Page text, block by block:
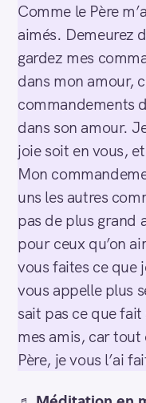
Comme le Père
aimés. Demeurez
gardez mes
dans mon amour,
commandements
dans son amour.
joie soit en vous,
Mon
uns les autres
pas de plus grand
pour ceux qu’on
vous faites ce que
vous appelle plus
sait pas ce que
mes amis, car tout
Père, je vous l’ai